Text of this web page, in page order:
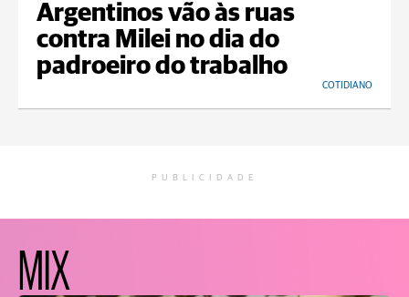
Argentinos vão às ruas
contra Milei no dia do
padroeiro do trabalho
COTIDIANO
PUBLICIDADE
MIX